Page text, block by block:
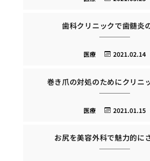
歯科クリニックで歯髄炎
2021.02.14
医療
巻き爪の対処のためにクリニ
2021.01.15
医療
お尻を美容外科で魅力的に